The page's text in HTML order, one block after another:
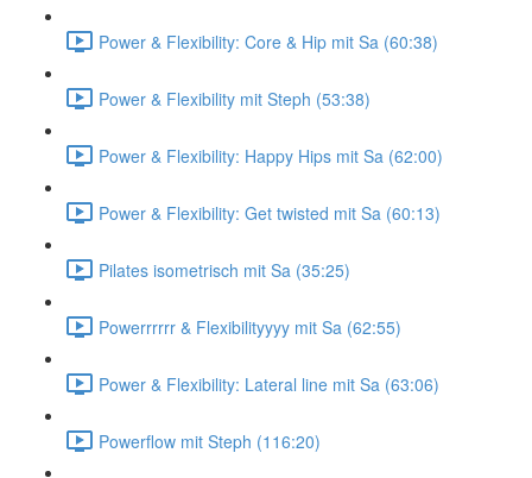
Power & Flexibility: Core & Hip mit Sa (60:38)
Power & Flexibility mit Steph (53:38)
Power & Flexibility: Happy Hips mit Sa (62:00)
Power & Flexibility: Get twisted mit Sa (60:13)
Pilates isometrisch mit Sa (35:25)
Powerrrrrr & Flexibilityyyy mit Sa (62:55)
Power & Flexibility: Lateral line mit Sa (63:06)
Powerflow mit Steph (116:20)